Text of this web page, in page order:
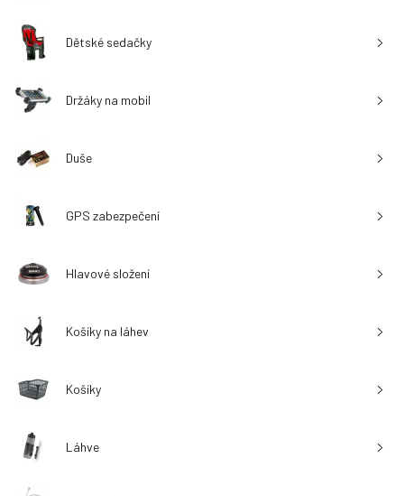
Dětské sedačky
Držáky na mobil
Duše
GPS zabezpečení
Hlavové složení
Košíky na láhev
Košíky
Láhve